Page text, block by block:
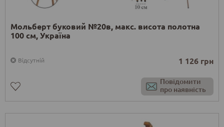
Мольберт буковий №20в, макс. висота полотна
100 см, Україна
Відсутній 1 126 грн
Повідомити
про наявність